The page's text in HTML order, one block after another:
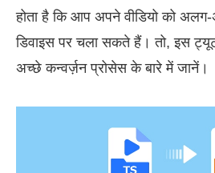
होता है कि आप अपने वीडियो को
डिवाइस पर चला सकते हैं। तो, इस
अच्छे कन्वर्ज़न प्रोसेस के बारे में जानें।